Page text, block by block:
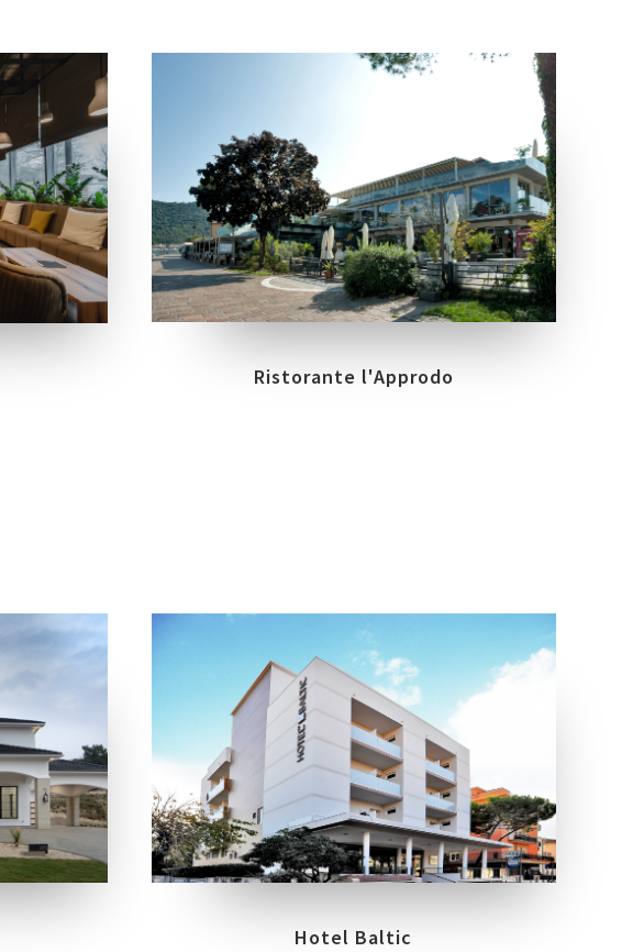
COLLEZIONI
BOREALIS
GLAM
LOCATION
PARATICO (BRESCIA)
Ristorante l'Approdo
LOCATION
RIMINI
Hotel Baltic